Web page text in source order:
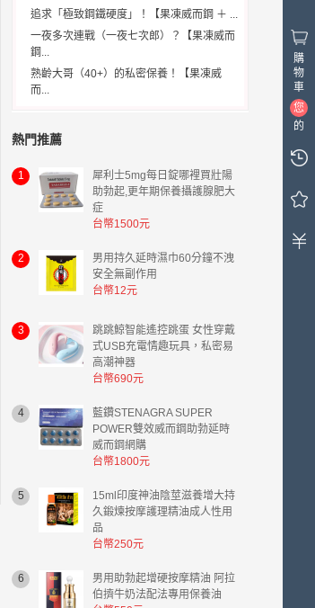
追求「極致鋼鐵硬度」！【果凍威而鋼 ＋ ...
一夜多次連戰（一夜七次郎）？【果凍威而
鋼...
熟齡大哥（40+）的私密保養！【果凍威
而...
熱門推薦
1
犀利士5mg每日錠哪裡買壯陽
助勃起,更年期保養攝護腺肥大
症
台幣1500元
2
男用持久延時濕巾60分鐘不洩
安全無副作用
台幣12元
3
跳跳鯨智能遙控跳蛋 女性穿戴
式USB充電情趣玩具，私密易
高潮神器
台幣690元
4
藍鑽STENAGRA SUPER
POWER雙效威而鋼助勃延時
威而鋼網購
台幣1800元
5
15ml印度神油陰莖滋養增大持
久鍛煉按摩護理精油成人性用
品
台幣250元
6
男用助勃起增硬按摩精油 阿拉
伯擠牛奶法配法專用保養油
購
物
車
您
的
物
中
0
件